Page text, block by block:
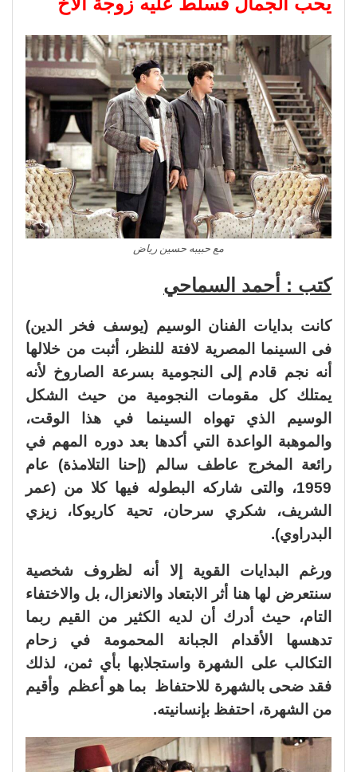
مع حبيبه حسين رياض
كتب : أحمد السماحي
كانت بدايات الفنان الوسيم (يوسف فخر الدين)
فى السينما المصرية لافتة للنظر، أثبت من خلالها
أنه نجم قادم إلى النجومية بسرعة الصاروخ لأنه
يمتلك كل مقومات النجومية من حيث الشكل
الوسيم الذي تهواه السينما في هذا الوقت،
والموهبة الواعدة التي أكدها بعد دوره المهم في
رائعة المخرج عاطف سالم (إحنا التلامذة) عام
1959، والتى شاركه البطوله فيها كلا من (عمر
الشريف، شكري سرحان، تحية كاريوكا، زيزي
البدراوي).
ورغم البدايات القوية إلا أنه لظروف شخصية
سنتعرض لها هنا أثر الابتعاد والانعزال، بل والاختفاء
التام، حيث أدرك أن لديه الكثير من القيم ربما
تدهسها الأقدام الجبانة المحمومة في زحام
التكالب على الشهرة واستجلابها بأي ثمن، لذلك
فقد ضحى بالشهرة للاحتفاظ بما هو أعظم وأقيم
من الشهرة، احتفظ بإنسانيته.